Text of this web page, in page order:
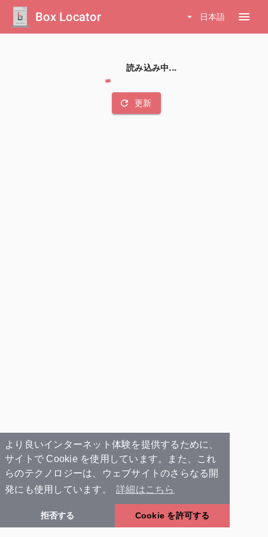
より良いインターネット体験を提供するために、
サイトで Cookie を使用しています。また、これ
らのテクノロジーは、ウェブサイトのさらなる開
発にも使用しています。
詳細はこちら
拒否する Cookie を許可する
Box Locator arrow_drop_down 日本語 menu
読み込み中...
refresh 更新